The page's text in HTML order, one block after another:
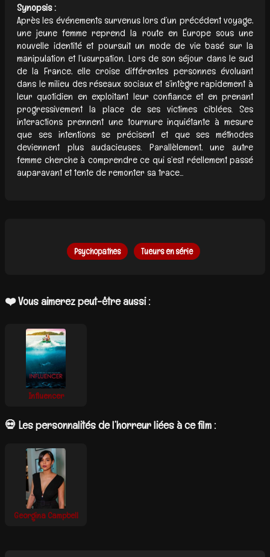
Synopsis :
Après les événements survenus lors d’un précédent voyage,
une jeune femme reprend la route en Europe sous une
nouvelle identité et poursuit un mode de vie basé sur la
manipulation et l’usurpation. Lors de son séjour dans le sud
de la France, elle croise différentes personnes évoluant
dans le milieu des réseaux sociaux et s’intègre rapidement à
leur quotidien en exploitant leur confiance et en prenant
progressivement la place de ses victimes ciblées. Ses
interactions prennent une tournure inquiétante à mesure
que ses intentions se précisent et que ses méthodes
deviennent plus audacieuses. Parallèlement, une autre
femme cherche à comprendre ce qui s’est réellement passé
auparavant et tente de remonter sa trace...
Psychopathes Tueurs en série
❤️ Vous aimerez peut-être aussi :
Influencer
💀 Les personnalités de l’horreur liées à ce film :
Georgina Campbell